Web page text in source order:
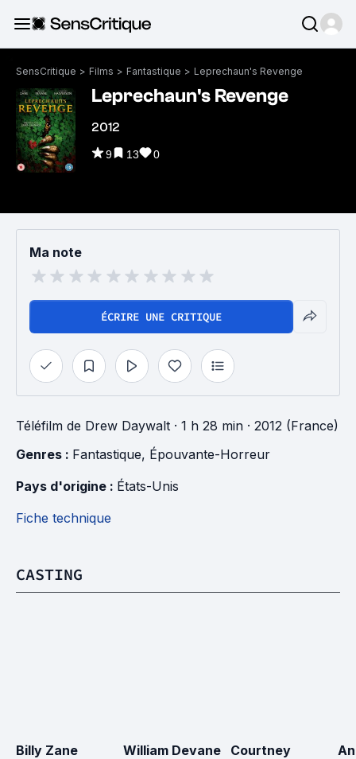
SensCritique > Films > Fantastique > Leprechaun's Revenge
Leprechaun's Revenge
2012
9 13 0
Ma note
ÉCRIRE UNE CRITIQUE
Téléfilm de Drew Daywalt · 1 h 28 min · 2012 (France)
Genres : Fantastique, Épouvante-Horreur
Pays d'origine : États-Unis
Fiche technique
CASTING
Billy Zane William Devane
Courtney